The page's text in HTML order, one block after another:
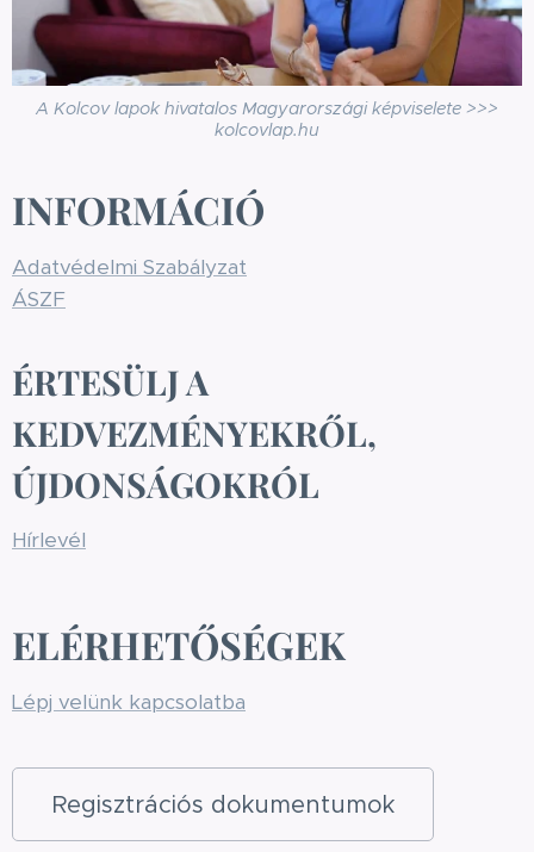
A Kolcov lapok hivatalos Magyarországi képviselete >>>
kolcovlap.hu
INFORMÁCIÓ
Adatvédelmi Szabályzat
ÁSZF
ÉRTESÜLJ A
KEDVEZMÉNYEKRŐL,
ÚJDONSÁGOKRÓL
Hírlevél
ELÉRHETŐSÉGEK
Lépj velünk kapcsolatba
Regisztrációs dokumentumok